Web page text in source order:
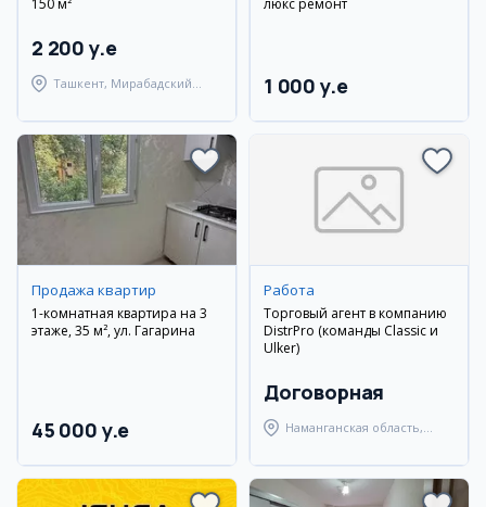
150 м²
2 200 y.e
Ташкент, Мирабадский
люкс ремонт
1 000 y.e
Продажа квартир
1-комнатная квартира на 3
этаже, 35 м², ул. Гагарина
45 000 y.e
Работа
Торговый агент в компанию
DistrPro (команды Classic и
Ulker)
Договорная
Наманганская область,